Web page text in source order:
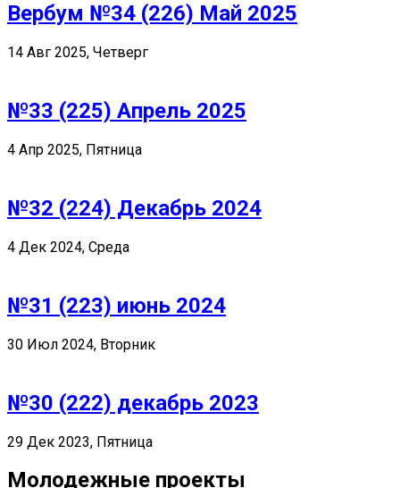
Вербум №34 (226) Май 2025
14 Авг 2025, Четверг
№33 (225) Апрель 2025
4 Апр 2025, Пятница
№32 (224) Декабрь 2024
4 Дек 2024, Среда
№31 (223) июнь 2024
30 Июл 2024, Вторник
№30 (222) декабрь 2023
29 Дек 2023, Пятница
Молодежные проекты